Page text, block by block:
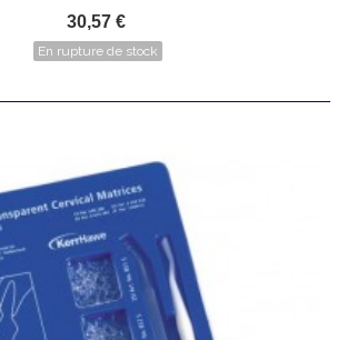
30,57 €
En rupture de stock